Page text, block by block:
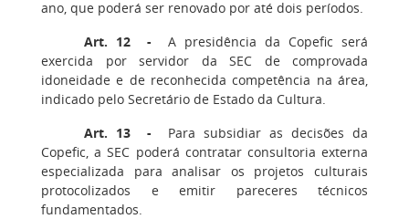
ano, que poderá ser renovado por até dois períodos.
Art. 12 - A presidência da Copefic será
exercida por servidor da SEC de comprovada
idoneidade e de reconhecida competência na área,
indicado pelo Secretário de Estado da Cultura.
Art. 13 - Para subsidiar as decisões da
Copefic, a SEC poderá contratar consultoria externa
especializada para analisar os projetos culturais
protocolizados e emitir pareceres técnicos
fundamentados.